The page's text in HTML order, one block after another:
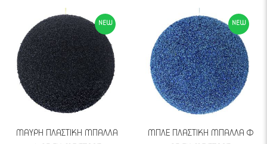
NEW
ΜΑΥΡΗ ΠΛΑΣΤΙΚΗ ΜΠΑΛΛΑ
NEW
ΜΠΛΕ ΠΛΑΣΤΙΚΗ ΜΠΑΛΛΑ Φ